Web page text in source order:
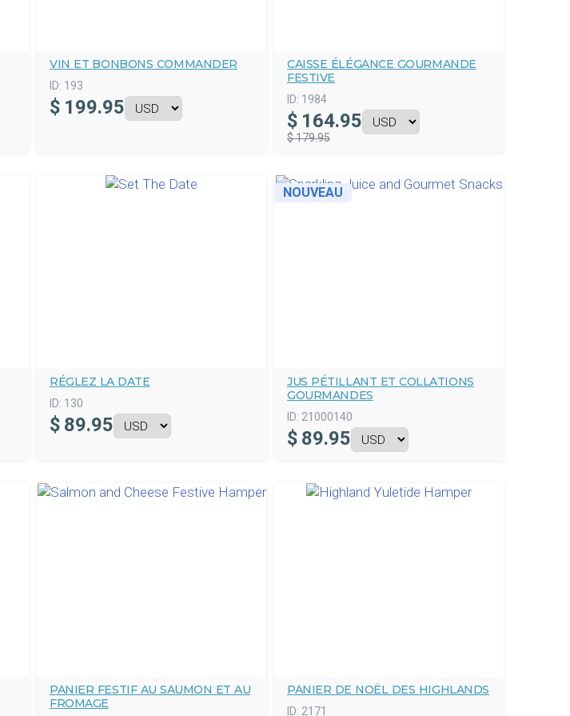
VIN ET BONBONS COMMANDER
ID: 193
$ 199.95
CAISSE ÉLÉGANCE GOURMANDE
FESTIVE
ID: 1984
$ 164.95
$ 179.95
RÉGLEZ LA DATE
ID: 130
$ 89.95
NOUVEAU
JUS PÉTILLANT ET COLLATIONS
GOURMANDES
ID: 21000140
$ 89.95
PANIER FESTIF AU SAUMON ET AU
FROMAGE
PANIER DE NOËL DES HIGHLANDS
ID: 2171